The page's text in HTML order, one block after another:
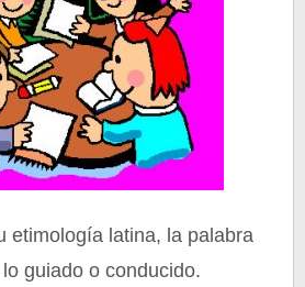
etimología latina, la palabra
guiado o conducido.